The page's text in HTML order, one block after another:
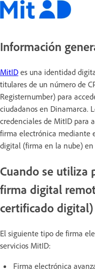
Información
MitID es una identidad
titulares de un número de
Registernumber) para
ciudadanos en Dinamarca.
credenciales de MitID para
firma electrónica mediante
digital (firma en la nube) en
Cuando se utiliza
firma digital
certificado digital)
El siguiente tipo de firma
servicios MitID:
Firma electrónica